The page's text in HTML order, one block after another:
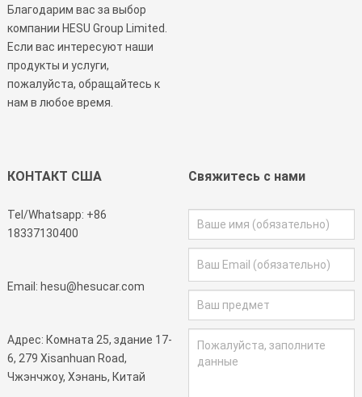
Благодарим вас за выбор
компании HESU Group Limited.
Если вас интересуют наши
продукты и услуги,
пожалуйста, обращайтесь к
нам в любое время.
КОНТАКТ США
Tel/Whatsapp: +86
18337130400
Email: hesu@hesucar.com
Адрес: Комната 25, здание 17-
6, 279 Xisanhuan Road,
Чжэнчжоу, Хэнань, Китай
Свяжитесь с нами